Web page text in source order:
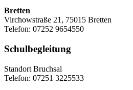
Bretten
Virchowstraße 21, 75015 Bretten
Telefon: 07252 9654550
Schulbegleitung
Standort Bruchsal
Telefon: 07251 3225533